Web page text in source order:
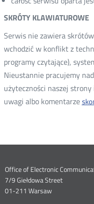
SKRÓTY KLAWIATUROWE
Serwis nie zawiera
wchodzić w konflikt z
programy czytające),
Nieustannie pracujemy
użyteczności naszej
uwagi albo komentarze
Dane
kontaktowe
Office of Electronic
7/9 Giełdowa Street
01-211 Warsaw